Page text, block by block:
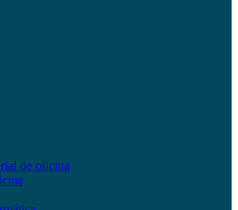
de oficina